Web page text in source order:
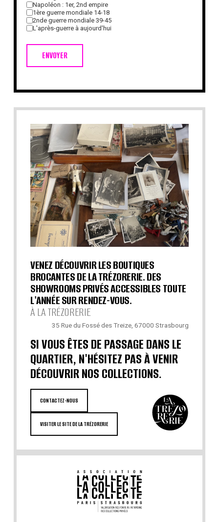
ENVOYER
Napoléon : 1er, 2nd empire
1ère guerre mondiale 14-18
2nde guerre mondiale 39-45
L'après-guerre à aujourd'hui
VENEZ DÉCOUVRIR LES BOUTIQUES
BROCANTES DE LA TRÉZORERIE. DES
SHOWROOMS PRIVÉS ACCESSIBLES TOUTE
L'ANNÉE SUR RENDEZ-VOUS.
À LA TRÉZORERIE
35 Rue du Fossé des Treize, 67000 Strasbourg
SI VOUS ÊTES DE PASSAGE DANS LE
QUARTIER, N'HÉSITEZ PAS À VENIR
DÉCOUVRIR NOS COLLECTIONS.
CONTACTEZ-NOUS
VISITER LE SITE DE LA TRÉZORERIE